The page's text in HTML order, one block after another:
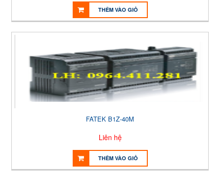
THÊM VÀO GIỎ
FATEK B1Z-40M
Liên hệ
THÊM VÀO GIỎ